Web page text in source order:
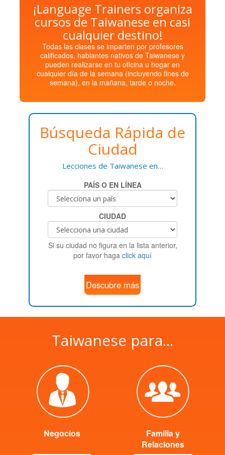
¡Language Trainers organiza
cursos de Taiwanese en casi
cualquier destino!
Todas las clases se imparten por profesores
calificados, hablantes nativos de Taiwanese y
pueden realizarse en tu oficina u hogar en
cualquier día de la semana (incluyendo fines de
semana), en la mañana, tarde o noche.
Búsqueda Rápida de
Ciudad
Lecciones de Taiwanese en…
PAÍS O EN LÍNEA
CIUDAD
Si su ciudad no figura en la lista anterior,
por favor haga click aquí
Descubre más
Taiwanese para...
Negocios
Familia y
Relaciones